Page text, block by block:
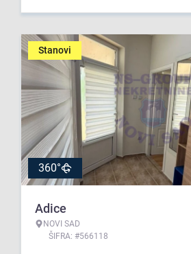
Stanovi
360°
Adice
NOVI SAD
ŠIFRA: #566118